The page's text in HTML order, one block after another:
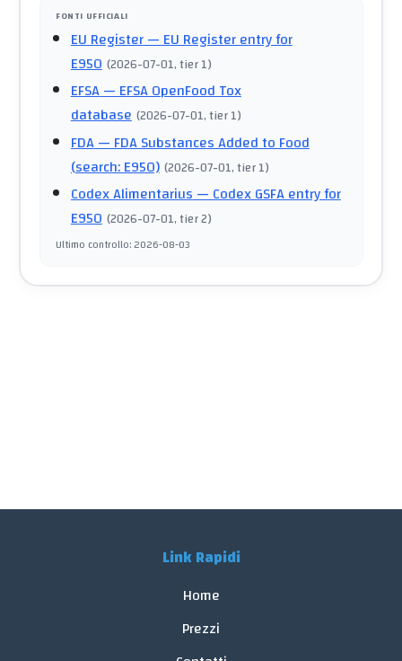
FONTI UFFICIALI
EU Register— EU Register entry for
E950 (2026-07-01, tier 1)
EFSA— EFSA OpenFood Tox
database (2026-07-01, tier 1)
FDA— FDA Substances Added to Food
(search: E950) (2026-07-01, tier 1)
Codex Alimentarius— Codex GSFA entry for
E950 (2026-07-01, tier 2)
Ultimo controllo:2026-08-03
Link Rapidi
Home
Prezzi